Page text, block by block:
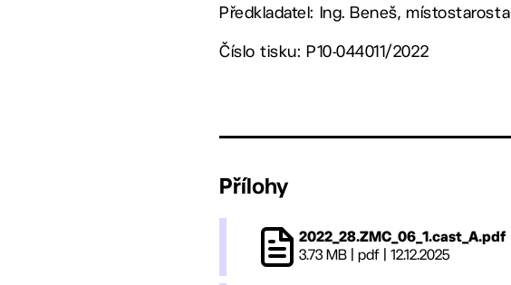
Předkladatel: Ing. Beneš, místostarosta
Číslo tisku: P10-044011/2022
Přílohy
2022_28.ZMC_06_1.cast_A.pdf
3.73 MB | pdf | 12.12.2025